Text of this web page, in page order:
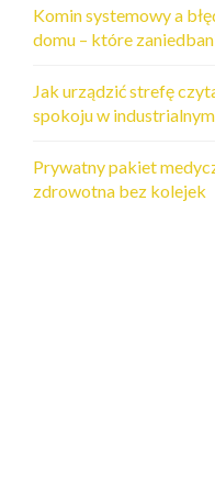
Komin systemowy a
domu – które
Jak urządzić strefę
spokoju w
Prywatny pakiet
zdrowotna bez kolejek